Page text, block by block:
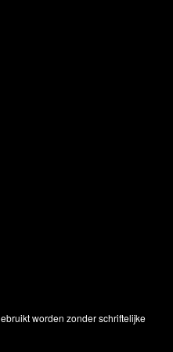
worden zonder schriftelijke